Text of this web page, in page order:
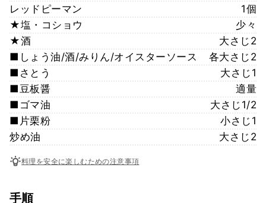
レッドピーマン
1個
★塩・コショウ
少々
★酒
大さじ2
■しょう油/酒/みりん/オイスターソース
各大さじ2
■さとう
大さじ1
■豆板醤
適量
■ゴマ油
大さじ1/2
■片栗粉
小さじ1
炒め油
大さじ2
料理を安全に楽しむための注意事項
手順